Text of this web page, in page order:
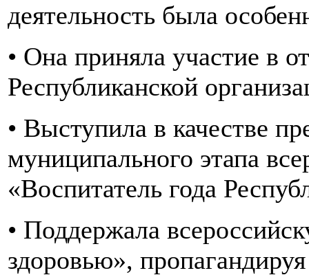
деятельность была
• Она приняла участие в
Республиканской
• Выступила в качестве
муниципального этапа
«Воспитатель года
• Поддержала
здоровью»,